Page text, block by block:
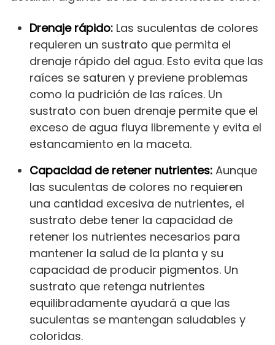
Drenaje rápido: Las suculentas de colores
requieren un sustrato que permita el
drenaje rápido del agua. Esto evita que las
raíces se saturen y previene problemas
como la pudrición de las raíces. Un
sustrato con buen drenaje permite que el
exceso de agua fluya libremente y evita el
estancamiento en la maceta.
Capacidad de retener nutrientes: Aunque
las suculentas de colores no requieren
una cantidad excesiva de nutrientes, el
sustrato debe tener la capacidad de
retener los nutrientes necesarios para
mantener la salud de la planta y su
capacidad de producir pigmentos. Un
sustrato que retenga nutrientes
equilibradamente ayudará a que las
suculentas se mantengan saludables y
coloridas.